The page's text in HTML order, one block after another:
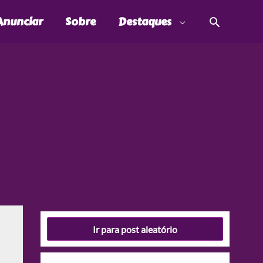
Sobre Destaques
Ir para post aleatório